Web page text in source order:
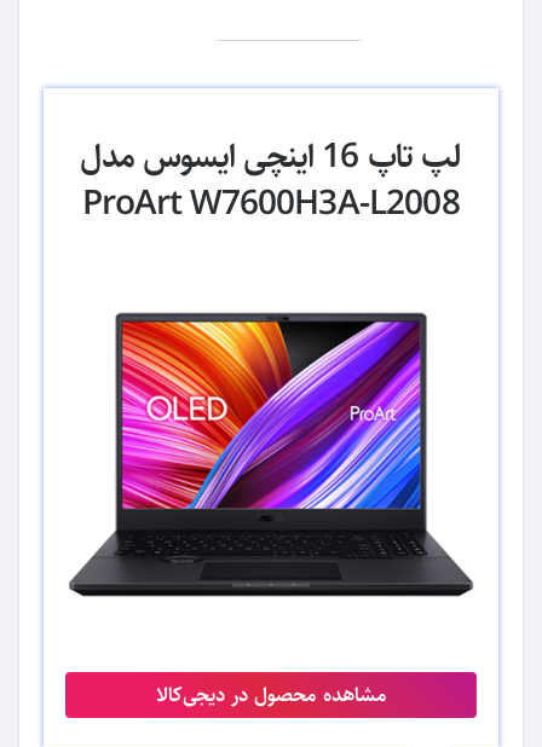
لپ تاپ 16 اینچی ایسوس مدل
ProArt W7600H3A-L2008
مشاهده محصول در دیجی‌کالا